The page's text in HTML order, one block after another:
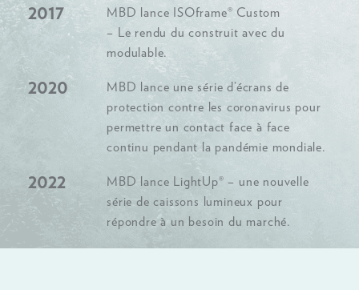
2017
MBD lance ISOframe® Custom
– Le rendu du construit avec du
modulable.
2020
MBD lance une série d’écrans de
protection contre les coronavirus pour
permettre un contact face à face
continu pendant la pandémie mondiale.
2022
MBD lance LightUp® – une nouvelle
série de caissons lumineux pour
répondre à un besoin du marché.